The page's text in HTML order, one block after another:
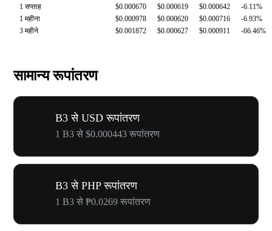
1 सप्ताह
$0.000670 $0.000619 $0.000642
-6.11%
1 महीना
$0.000978 $0.000620 $0.000716
-6.93%
3 महीने
$0.001872 $0.000627 $0.000911 -66.46%
सामान्य रूपांतरण
B3 से USD रूपांतरण
1 B3 से $0.000443 रूपांतरण
B3 से PHP रूपांतरण
1 B3 से ₱0.0269 रूपांतरण